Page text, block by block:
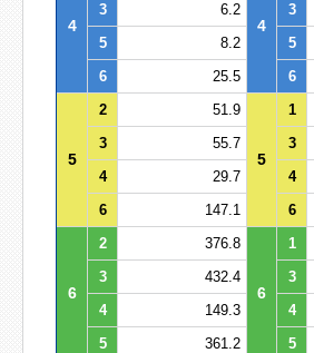
4 4
3
6.2 3
5
8.2 5
6
25.5 6
5
2 51.9
5
1
3
55.7 3
4
29.7 4
6
147.1 6
6
2 376.8
6
1
3
432.4 3
4
149.3 4
5
361.2 5